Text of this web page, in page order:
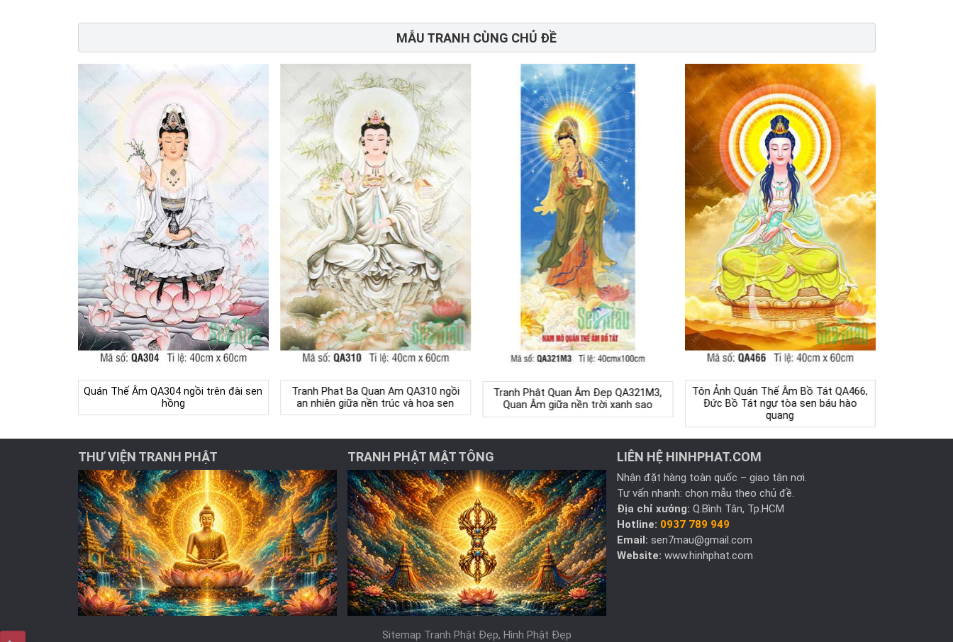
MẪU TRANH CÙNG CHỦ ĐỀ
Quán Thế Âm QA304 ngồi trên đài sen
hồng
Tranh Phat Ba Quan Am QA310 ngồi
an nhiên giữa nền trúc và hoa sen
Tranh Phật Quan Âm Đẹp QA321M3,
Quan Âm giữa nền trời xanh sao
Tôn Ảnh Quán Thế Âm Bồ Tát QA466,
Đức Bồ Tát ngự tòa sen báu hào
quang
THƯ VIỆN TRANH PHẬT TRANH PHẬT MẬT TÔNG LIÊN HỆ HINHPHAT.COM
Nhận đặt hàng toàn quốc – giao tận nơi.
Tư vấn nhanh: chọn mẫu theo chủ đề.
Địa chỉ xưởng: Q.Bình Tân, Tp.HCM
Hotline: 0937 789 949
Email: sen7mau@gmail.com
Website: www.hinhphat.com
Sitemap Tranh Phật Đẹp, Hình Phật Đẹp